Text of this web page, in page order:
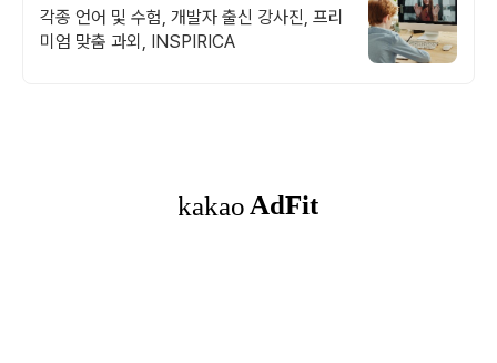
들과 함께
각종 언어 및 수험, 개발자 출신 강사진, 프리
미엄 맞춤 과외, INSPIRICA